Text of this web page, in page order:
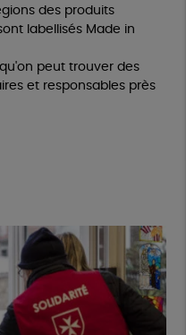
des produits
labellisés Made in
peut trouver des
et responsables près